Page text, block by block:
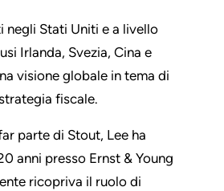
negli Stati Uniti e a livello
Irlanda, Svezia, Cina e
visione globale in tema di
fiscale.
parte di Stout, Lee ha
anni presso Ernst & Young
ricopriva il ruolo di